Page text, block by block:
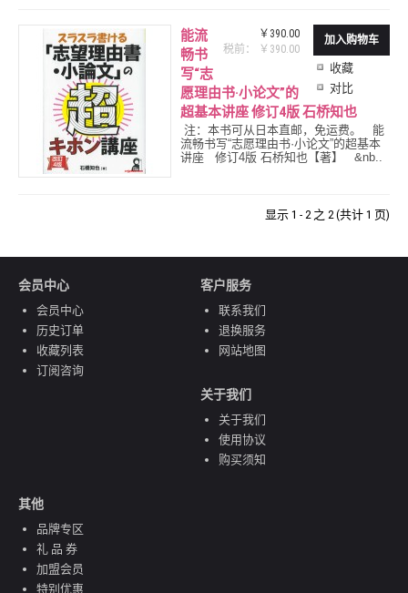
收藏
对比
￥390.00
税前： ￥390.00
能流
畅书
写“志
愿理由书·小论文”的
超基本讲座 修订4版 石桥知也
注：本书可从日本直邮，免运费。 能
流畅书写“志愿理由书·小论文”的超基本
讲座 修订4版 石桥知也【著】 &nb..
显示 1 - 2 之 2 (共计 1 页)
会员中心
会员中心
历史订单
收藏列表
订阅咨询
客户服务
联系我们
退换服务
网站地图
关于我们
关于我们
使用协议
购买须知
其他
品牌专区
礼 品 券
加盟会员
特别优惠